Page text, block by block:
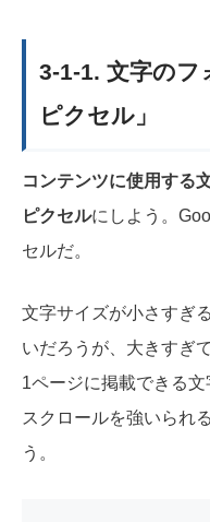
3-1-1. 文字のフ
ピクセル」
コンテンツに使用する
ピクセルにしよう。
セルだ。
文字サイズが小さすぎ
いだろうが、大きすぎ
1ページに掲載できる
スクロールを強いられ
う。